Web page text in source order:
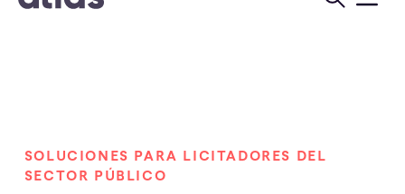
SOLUCIONES PARA LICITADORES DEL
SECTOR PÚBLICO